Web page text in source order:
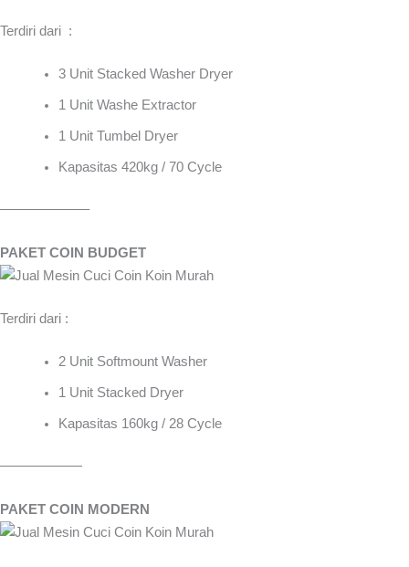
Terdiri dari :
3 Unit Stacked Washer Dryer
1 Unit Washe Extractor
1 Unit Tumbel Dryer
Kapasitas 420kg / 70 Cycle
——————–
PAKET COIN BUDGET
Terdiri dari :
2 Unit Softmount Washer
1 Unit Stacked Dryer
Kapasitas 160kg / 28 Cycle
——————
PAKET COIN MODERN